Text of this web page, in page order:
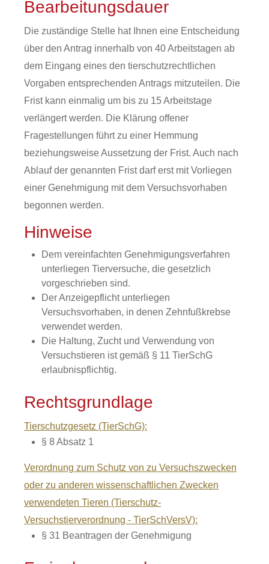
Bearbeitungsdauer
Die zuständige Stelle hat Ihnen eine Entscheidung
über den Antrag innerhalb von 40 Arbeitstagen ab
dem Eingang eines den tierschutzrechtlichen
Vorgaben entsprechenden Antrags mitzuteilen. Die
Frist kann einmalig um bis zu 15 Arbeitstage
verlängert werden. Die Klärung offener
Fragestellungen führt zu einer Hemmung
beziehungsweise Aussetzung der Frist. Auch nach
Ablauf der genannten Frist darf erst mit Vorliegen
einer Genehmigung mit dem Versuchsvorhaben
begonnen werden.
Hinweise
Dem vereinfachten Genehmigungsverfahren
unterliegen Tierversuche, die gesetzlich
vorgeschrieben sind.
Der Anzeigepflicht unterliegen
Versuchsvorhaben, in denen Zehnfußkrebse
verwendet werden.
Die Haltung, Zucht und Verwendung von
Versuchstieren ist gemäß § 11 TierSchG
erlaubnispflichtig.
Rechtsgrundlage
Tierschutzgesetz (TierSchG):
§ 8 Absatz 1
Verordnung zum Schutz von zu Versuchszwecken
oder zu anderen wissenschaftlichen Zwecken
verwendeten Tieren (Tierschutz-
Versuchstierverordnung - TierSchVersV):
§ 31 Beantragen der Genehmigung